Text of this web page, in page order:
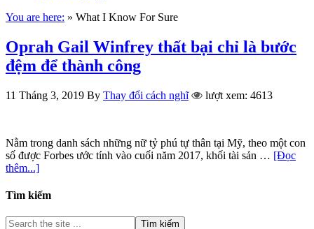
You are here: » What I Know For Sure
Oprah Gail Winfrey thất bại chỉ là bước
đệm để thành công
11 Tháng 3, 2019 By Thay đổi cách nghĩ lượt xem: 4613
Nằm trong danh sách những nữ tỷ phú tự thân tại Mỹ, theo một con
số được Forbes ước tính vào cuối năm 2017, khối tài sản … [Đọc
thêm...]
Tìm kiếm